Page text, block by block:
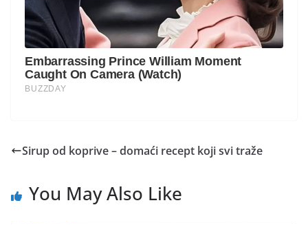
Sirup od koprive – domaći recept koji svi traže
You May Also Like